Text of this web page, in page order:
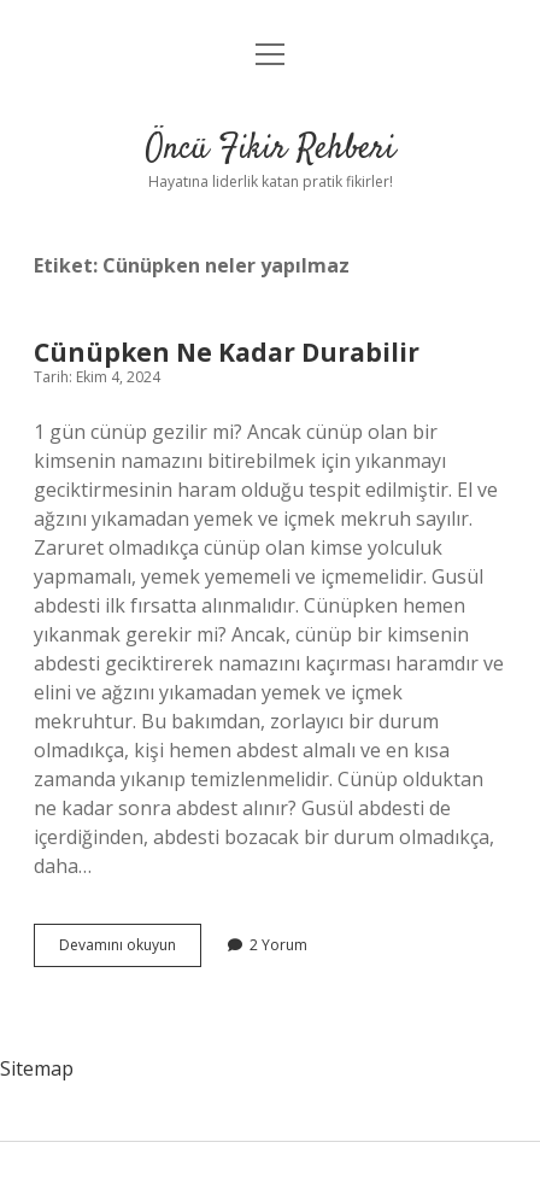
Anasayfa
Yasal Uyarı
menüyü
Öncü Fikir Rehberi
Hayatına liderlik katan pratik fikirler!
Etiket: Cünüpken neler yapılmaz
Cünüpken Ne Kadar Durabilir
Tarih: Ekim 4, 2024
1 gün cünüp gezilir mi? Ancak cünüp olan bir
kimsenin namazını bitirebilmek için yıkanmayı
geciktirmesinin haram olduğu tespit edilmiştir. El ve
ağzını yıkamadan yemek ve içmek mekruh sayılır.
Zaruret olmadıkça cünüp olan kimse yolculuk
yapmamalı, yemek yememeli ve içmemelidir. Gusül
abdesti ilk fırsatta alınmalıdır. Cünüpken hemen
yıkanmak gerekir mi? Ancak, cünüp bir kimsenin
abdesti geciktirerek namazını kaçırması haramdır ve
elini ve ağzını yıkamadan yemek ve içmek
mekruhtur. Bu bakımdan, zorlayıcı bir durum
olmadıkça, kişi hemen abdest almalı ve en kısa
zamanda yıkanıp temizlenmelidir. Cünüp olduktan
ne kadar sonra abdest alınır? Gusül abdesti de
içerdiğinden, abdesti bozacak bir durum olmadıkça,
daha…
Devamını okuyun Cünüpken
Ne
2 Yorum
Sitemap